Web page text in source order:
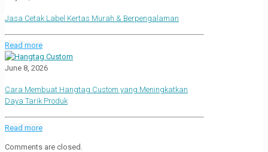
Jasa Cetak Label Kertas Murah & Berpengalaman
Read more
June 8, 2026
Cara Membuat Hangtag Custom yang Meningkatkan
Daya Tarik Produk
Read more
Comments are closed.